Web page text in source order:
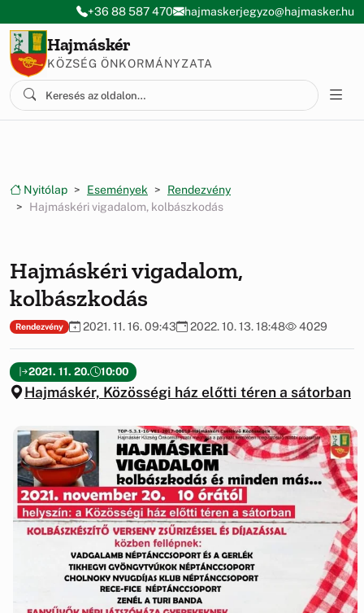
Ugrás a menüre
Ugrás a tartalomra
+36 88 587 470 hajmaskerjegyzo@hajmasker.hu
Hajmáskér
KÖZSÉG ÖNKORMÁNYZATA
Nyitólap Események
Rendezvény
Hajmáskéri vigadalom, kolbászkodás
Hajmáskéri vigadalom,
kolbászkodás
Rendezvény 2021. 11. 16. 09:43 2022. 10. 13. 18:48 4029
2021. 11. 20. 10:00
Hajmáskér, Közösségi ház előtti téren a sátorban